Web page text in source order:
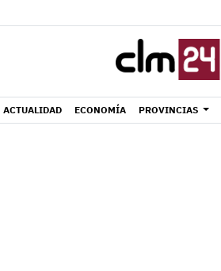
ACTUALIDAD ECONOMÍA PROVINCIAS